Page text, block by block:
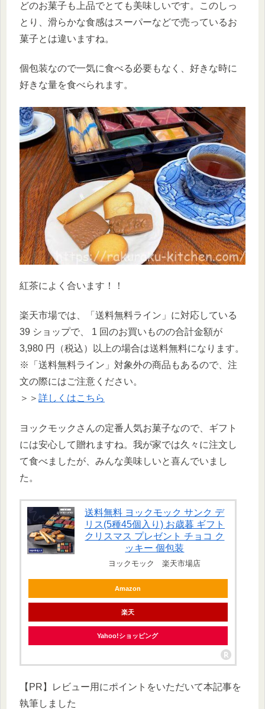
どのお菓子も上品でとても美味しいです。このしっ
とり、滑らかな食感はスーパーなどで売っているお
菓子とは違いますね。
個包装なので一気に食べる必要もなく、好きな時に
好きな量を食べられます。
紅茶によく合います！！
楽天市場では、「送料無料ライン」に対応している
39 ショップで、 1 回のお買いものの合計金額が
3,980 円（税込）以上の場合は送料無料になります。
※「送料無料ライン」対象外の商品もあるので、注
文の際にはご注意ください。
＞＞ 詳しくはこちら
ヨックモックさんの定番人気お菓子なので、ギフト
には安心して贈れますね。我が家では久々に注文し
て食べましたが、みんな美味しいと喜んでいまし
た。
送料無料 ヨックモック サンク デ
リス(5種45個入り) お歳暮 ギフト
クリスマス プレゼント チョコ ク
ッキー 個包装
ヨックモック 楽天市場店
Amazon
楽天
Yahoo!ショッピング
【PR】レビュー用にポイントをいただいて本記事を
執筆しました